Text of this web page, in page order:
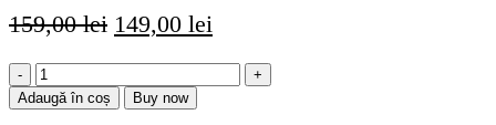
159,00lei Prețul
a
fost:
149,00 lei
este:
Cantitate
Arzator
rotund
Adaugă în coș Buy now